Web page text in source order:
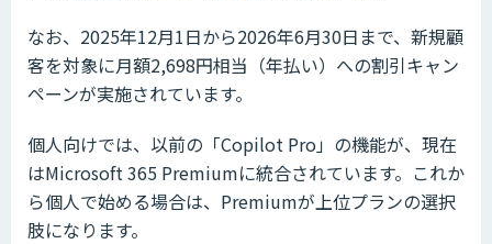
なお、2025年12月1日から2026年6月30日まで、新規顧
客を対象に月額2,698円相当（年払い）への割引キャン
ペーンが実施されています。
個人向けでは、以前の「Copilot Pro」の機能が、現在
はMicrosoft 365 Premiumに統合されています。これか
ら個人で始める場合は、Premiumが上位プランの選択
肢になります。